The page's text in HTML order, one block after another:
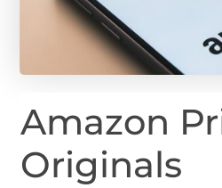
Amazon
Originals